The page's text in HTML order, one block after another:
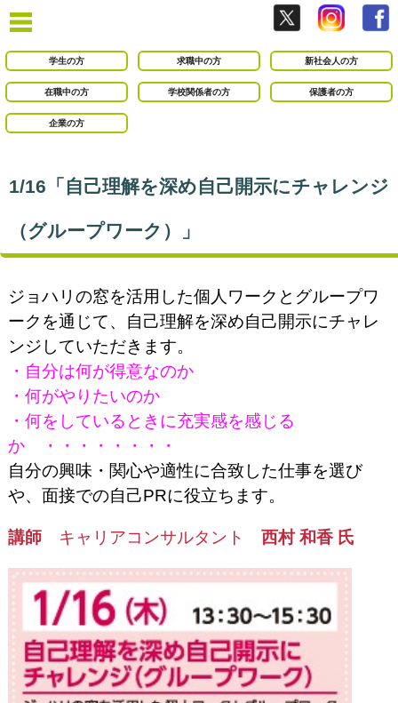
学生の方 求職中の方 新社会人の方
在職中の方 学校関係者の方 保護者の方
企業の方
1/16「自己理解を深め自己開示にチャレンジ
（グループワーク）」
ジョハリの窓を活用した個人ワークとグループワ
ークを通じて、自己理解を深め自己開示にチャレ
ンジしていただきます。
・自分は何が得意なのか
・何がやりたいのか
・何をしているときに充実感を感じる
か ・・・・・・・・
自分の興味・関心や適性に合致した仕事を選び
や、面接での自己PRに役立ちます。
講師 キャリアコンサルタント 西村 和香 氏